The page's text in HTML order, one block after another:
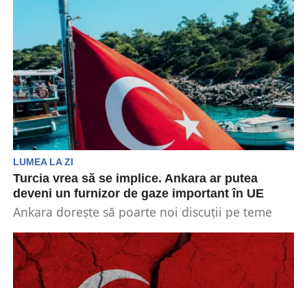
taxa pentru depozitele bancare în lire și pentru
fondurile de...
LUMEA LA ZI
Turcia vrea să se implice. Ankara ar putea
deveni un furnizor de gaze important în UE
Ankara dorește să poarte noi discuții pe teme
contextul...